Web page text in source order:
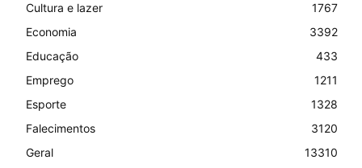
Cultura e lazer
1767
Economia
3392
Educação
433
Emprego
1211
Esporte
1328
Falecimentos
3120
Geral
13310